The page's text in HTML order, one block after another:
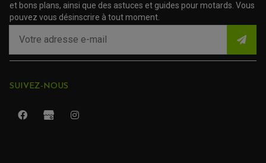
et bons plans, ainsi que des astuces et guides pour motards. Vous
pouvez vous désinscrire à tout moment.
SUIVEZ-NOUS